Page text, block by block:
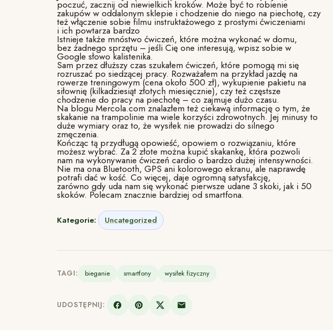
poczuć, zacznij od niewielkich kroków. Może być to robienie
zakupów w oddalonym sklepie i chodzenie do niego na piechotę, czy
też włączenie sobie filmu instruktażowego z prostymi ćwiczeniami
i ich powtarza bardzo
Istnieje także mnóstwo ćwiczeń, które można wykonać w domu,
bez żadnego sprzętu – jeśli Cię one interesują, wpisz sobie w
Google słowo kalistenika.
Sam przez dłuższy czas szukałem ćwiczeń, które pomogą mi się
rozruszać po siedzącej pracy. Rozważałem na przykład jazdę na
rowerze treningowym (cena około 500 zł), wykupienie pakietu na
siłownię (kilkadziesiąt złotych miesięcznie), czy też częstsze
chodzenie do pracy na piechotę – co zajmuje dużo czasu.
Na blogu Mercola.com znalazłem też ciekawą informację o tym, że
skakanie na trampolinie ma wiele korzyści zdrowotnych. Jej minusy to
duże wymiary oraz to, że wysiłek nie prowadzi do silnego
zmęczenia.
Kończąc tą przydługą opowieść, opowiem o rozwiązaniu, które
możesz wybrać. Za 2 złote można kupić skakankę, która pozwoli
nam na wykonywanie ćwiczeń cardio o bardzo dużej intensywności.
Nie ma ona Bluetooth, GPS ani kolorowego ekranu, ale naprawdę
potrafi dać w kość. Co więcej, daje ogromną satysfakcję,
zarówno gdy uda nam się wykonać pierwsze udane 3 skoki, jak i 50
skoków. Polecam znacznie bardziej od smartfona.
Kategorie: Uncategorized
TAGI: bieganie smartfony wysiłek fizyczny
UDOSTĘPNIJ: